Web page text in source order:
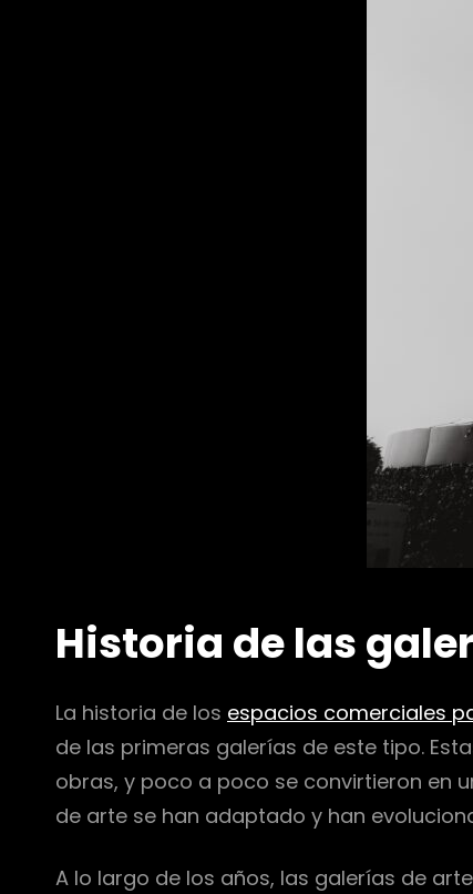
Historia de las
La historia de los espacios comerciales
de las primeras galerías de este tipo.
obras, y poco a poco se convirtieron en
de arte se han adaptado y han
A lo largo de los años, las galerías de